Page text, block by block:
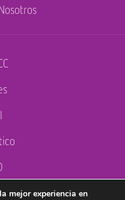
mejor experiencia en